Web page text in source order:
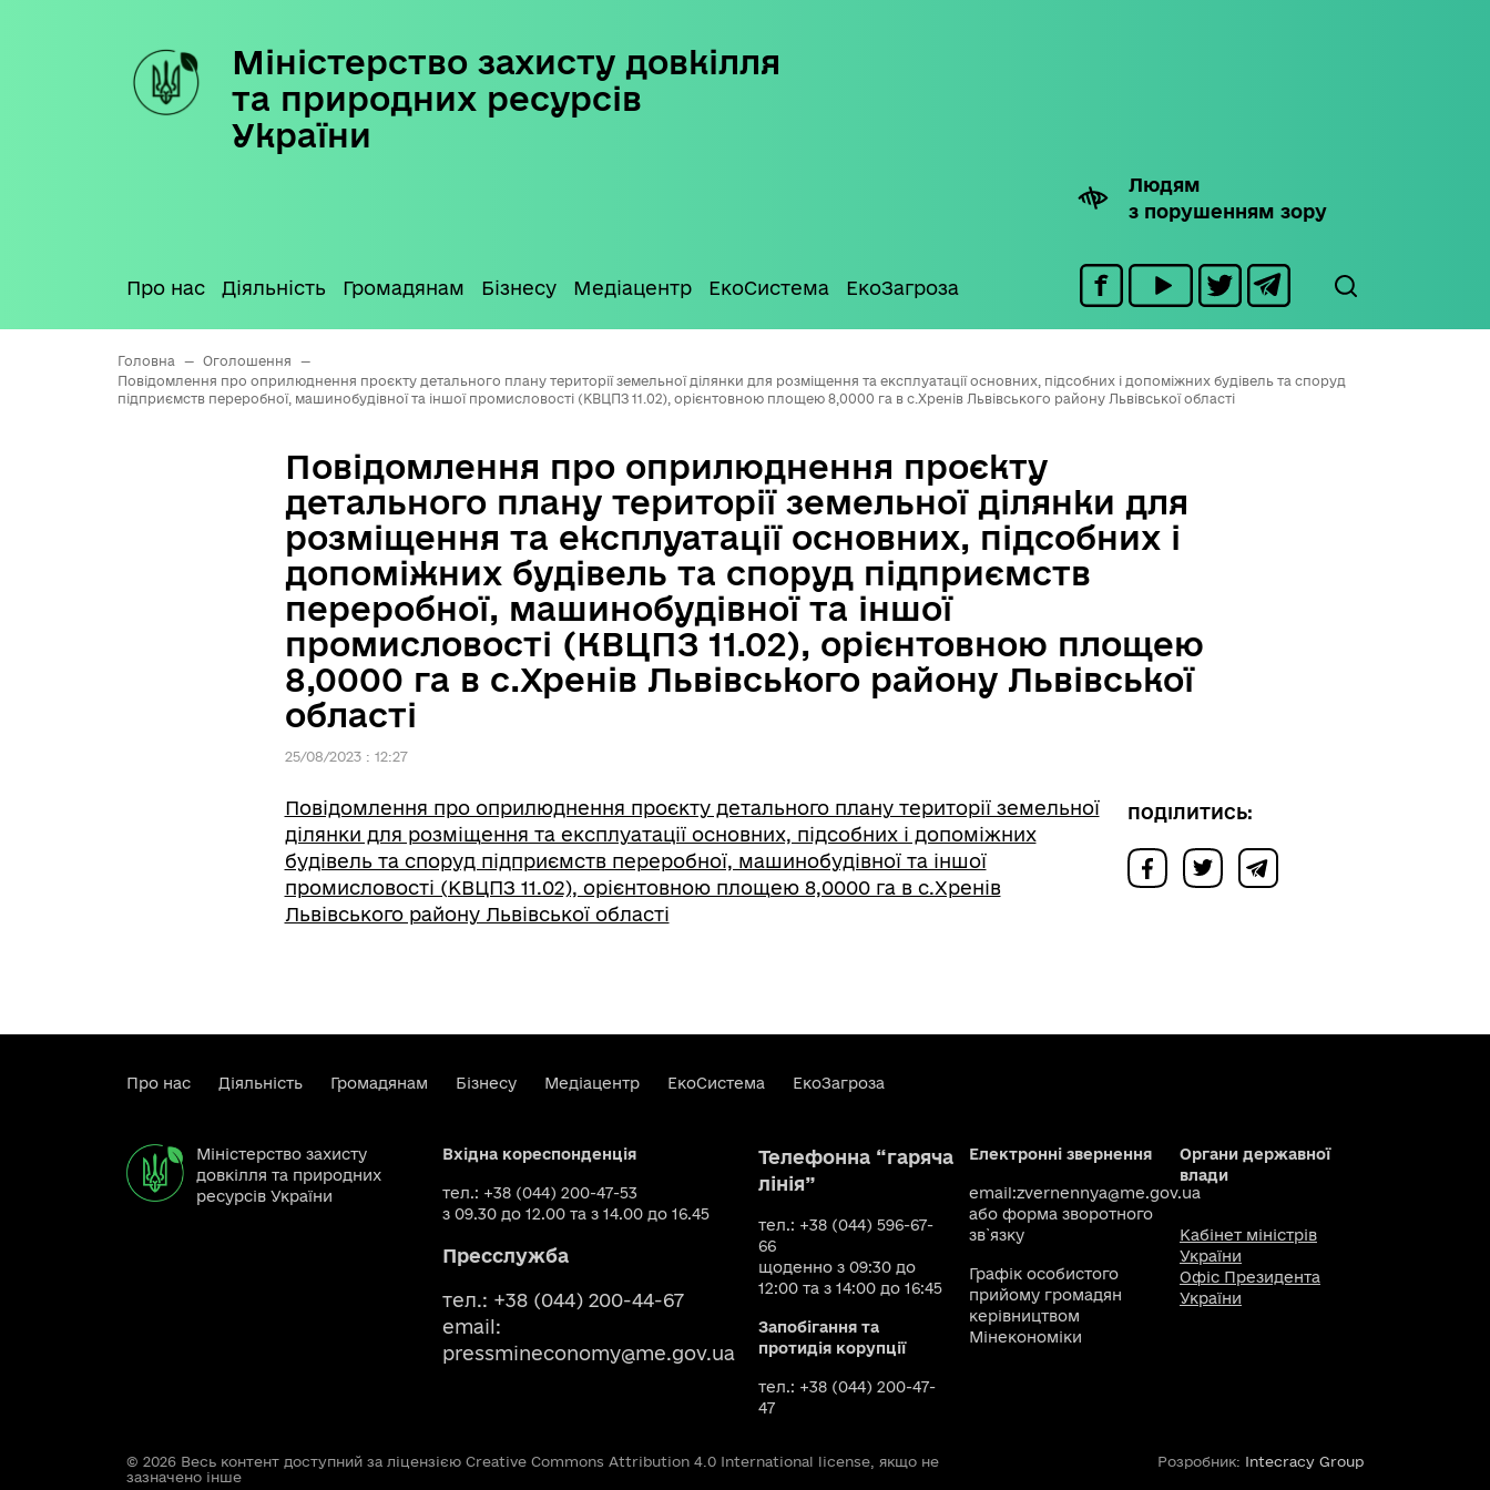
Міністерство захисту довкілля
та природних ресурсів
України
Людям
з порушенням зору
Про нас Діяльність Громадянам Бізнесу Медіацентр ЕкоСистема ЕкоЗагроза
Головна — Оголошення
—
Повідомлення про оприлюднення проєкту детального плану території земельної ділянки для розміщення та експлуатації основних, підсобних і допоміжних будівель та споруд
підприємств переробної, машинобудівної та іншої промисловості (КВЦПЗ 11.02), орієнтовною площею 8,0000 га в с.Хренів Львівського району Львівської області
Повідомлення про оприлюднення проєкту
детального плану території земельної ділянки для
розміщення та експлуатації основних, підсобних і
допоміжних будівель та споруд підприємств
переробної, машинобудівної та іншої
промисловості (КВЦПЗ 11.02), орієнтовною площею
8,0000 га в с.Хренів Львівського району Львівської
області
25/08/2023 : 12:27
Повідомлення про оприлюднення проєкту детального плану території земельної
ділянки для розміщення та експлуатації основних, підсобних і допоміжних
будівель та споруд підприємств переробної, машинобудівної та іншої
промисловості (КВЦПЗ 11.02), орієнтовною площею 8,0000 га в с.Хренів
Львівського району Львівської області
ПОДІЛИТИСЬ:
Про нас Діяльність Громадянам Бізнесу Медіацентр ЕкоСистема ЕкоЗагроза
Міністерство захисту
довкілля та природних
ресурсів України
Вхідна кореспонденція
тел.: +38 (044) 200-47-53
з 09.30 до 12.00 та з 14.00 до 16.45
Пресслужба
тел.: +38 (044) 200-44-67
email:
pressmineconomy@me.gov.ua
Телефонна “гаряча
лінія”
тел.: +38 (044) 596-67-
66
щоденно з 09:30 до
12:00 та з 14:00 до 16:45
Запобігання та
протидія корупції
тел.: +38 (044) 200-47-
47
Електронні звернення
email:zvernennya@me.gov.ua
або форма зворотного
зв`язку
Графік особистого
прийому громадян
керівництвом
Мінекономіки
Органи державної
влади
Кабінет міністрів
України
Офіс Президента
України
© 2026 Весь контент доступний за ліцензією Creative Commons Attribution 4.0 International license, якщо не
зазначено інше
Розробник: Intecracy Group